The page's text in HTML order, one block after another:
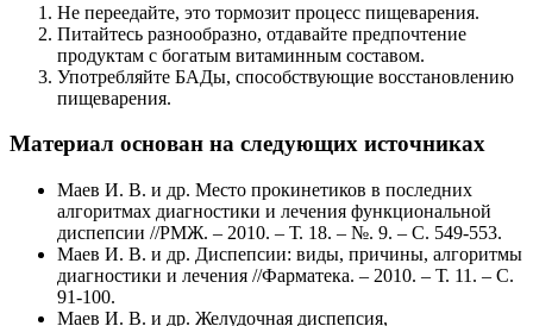
Не переедайте, это тормозит процесс пищеварения.
Питайтесь разнообразно, отдавайте предпочтение
продуктам с богатым витаминным составом.
Употребляйте БАДы, способствующие восстановлению
пищеварения.
Материал основан на следующих источниках
Маев И. В. и др. Место прокинетиков в последних
алгоритмах диагностики и лечения функциональной
диспепсии //РМЖ. – 2010. – Т. 18. – №. 9. – С. 549-553.
Маев И. В. и др. Диспепсии: виды, причины, алгоритмы
диагностики и лечения //Фарматека. – 2010. – Т. 11. – С.
91-100.
Маев И. В. и др. Желудочная диспепсия,